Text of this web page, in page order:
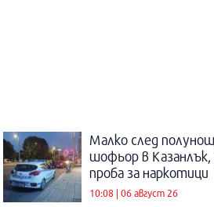
Малко след
шофьор в
проба за наркотици
10:08 | 06 август 26